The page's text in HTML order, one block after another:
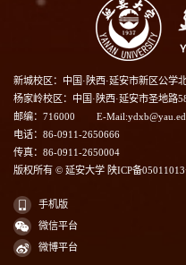
新城校区：中国·陕西·延安市新区公学
杨家岭校区：中国·陕西·延安市圣地路
邮编：716000
E-
电话：86-0911-2650666
传真：86-0911-2650004
版权所有 © 延安大学 陕ICP备05011013
手机版
微信平台
微博平台